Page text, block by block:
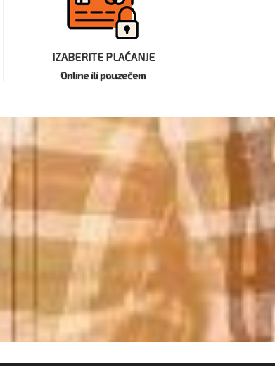
IZABERITE PLAĆANJE
Online ili pouzećem